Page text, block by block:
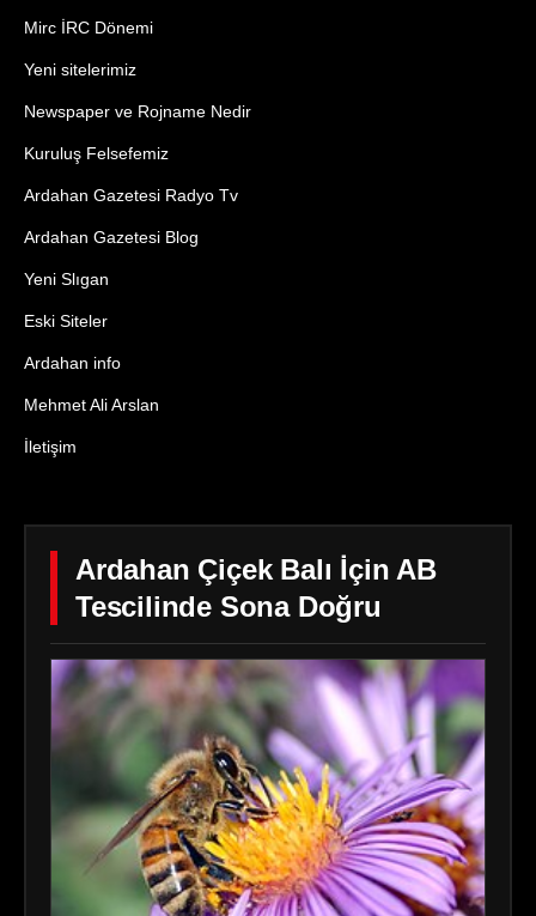
Mirc İRC Dönemi
Yeni sitelerimiz
Newspaper ve Rojname Nedir
Kuruluş Felsefemiz
Ardahan Gazetesi Radyo Tv
Ardahan Gazetesi Blog
Yeni Slıgan
Eski Siteler
Ardahan info
Mehmet Ali Arslan
İletişim
Ardahan Çiçek Balı İçin AB
Tescilinde Sona Doğru